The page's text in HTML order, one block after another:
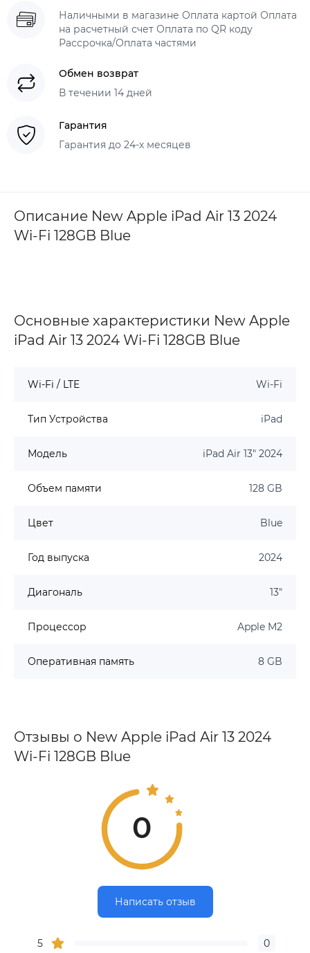
Наличными в магазине Оплата картой Оплата
на расчетный счет Оплата по QR коду
Рассрочка/Оплата частями
Обмен возврат
В течении 14 дней
Гарантия
Гарантия до 24-х месяцев
Описание New Apple iPad Air 13 2024
Wi-Fi 128GB Blue
Основные характеристики New Apple
iPad Air 13 2024 Wi-Fi 128GB Blue
Wi-Fi / LTE Wi-Fi
Тип Устройства iPad
Модель iPad Air 13" 2024
Объем памяти 128 GB
Цвет Blue
Год выпуска 2024
Диагональ 13"
Процессор Apple M2
Оперативная память 8 GB
Отзывы о New Apple iPad Air 13 2024
Wi-Fi 128GB Blue
0
Написать отзыв
5
0